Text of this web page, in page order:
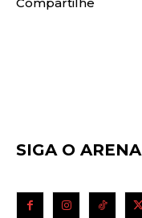
SIGA O ARENA